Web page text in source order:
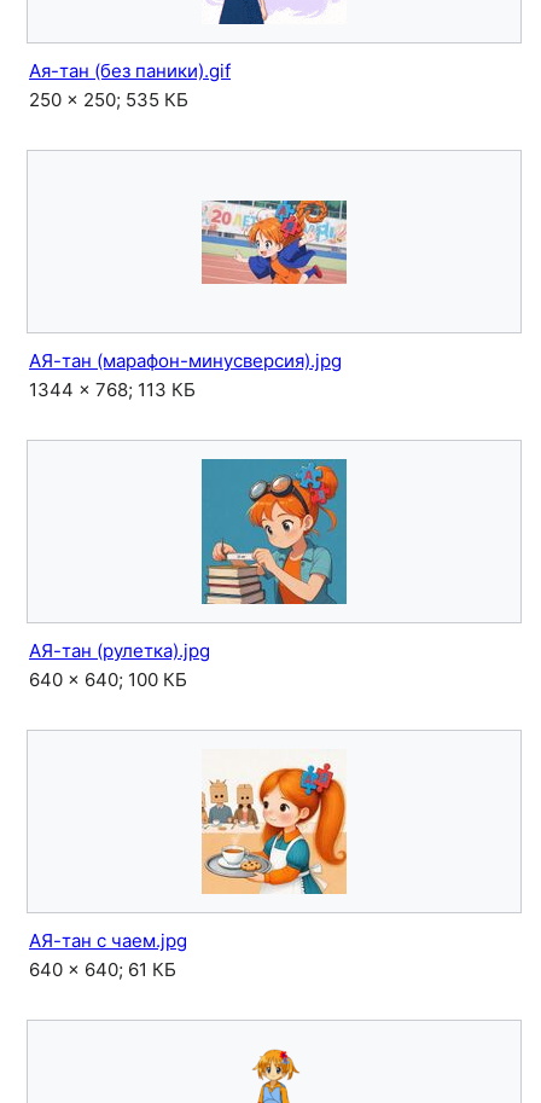
Ая-тан (без паники).gif
250 × 250; 535 КБ
АЯ-тан (марафон-минусверсия).jpg
1344 × 768; 113 КБ
АЯ-тан (рулетка).jpg
640 × 640; 100 КБ
АЯ-тан с чаем.jpg
640 × 640; 61 КБ